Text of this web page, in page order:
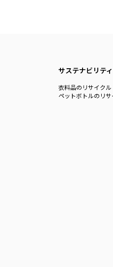
サステナビリティ
衣料品のリサイクル
ペットボトルのリサ